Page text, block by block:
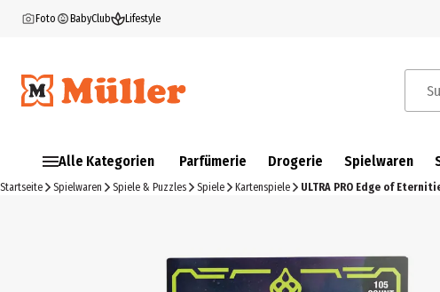
Foto BabyClub Lifestyle
Alle Kategorien Parfümerie Drogerie Spielwaren
Startseite Spielwaren Spiele & Puzzles Spiele Kartenspiele ULTRA PRO Edge of